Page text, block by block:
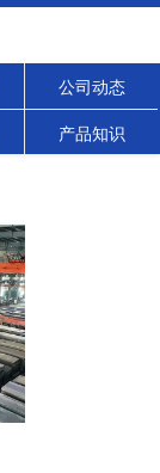
公司动态
产品知识